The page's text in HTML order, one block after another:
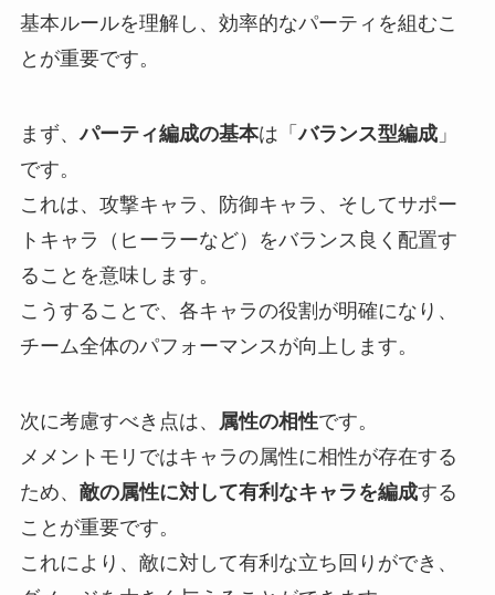
基本ルールを理解し、効率的なパーティを組むこ
とが重要です。
まず、パーティ編成の基本は「バランス型編成」
です。
これは、攻撃キャラ、防御キャラ、そしてサポー
トキャラ（ヒーラーなど）をバランス良く配置す
ることを意味します。
こうすることで、各キャラの役割が明確になり、
チーム全体のパフォーマンスが向上します。
次に考慮すべき点は、 属性の相性です。
メメントモリではキャラの属性に相性が存在する
ため、 敵の属性に対して有利なキャラを編成する
ことが重要です。
これにより、敵に対して有利な立ち回りができ、